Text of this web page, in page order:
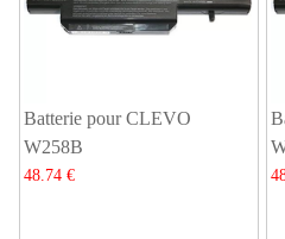
Batterie pour CLEVO
W258B
48.74 €